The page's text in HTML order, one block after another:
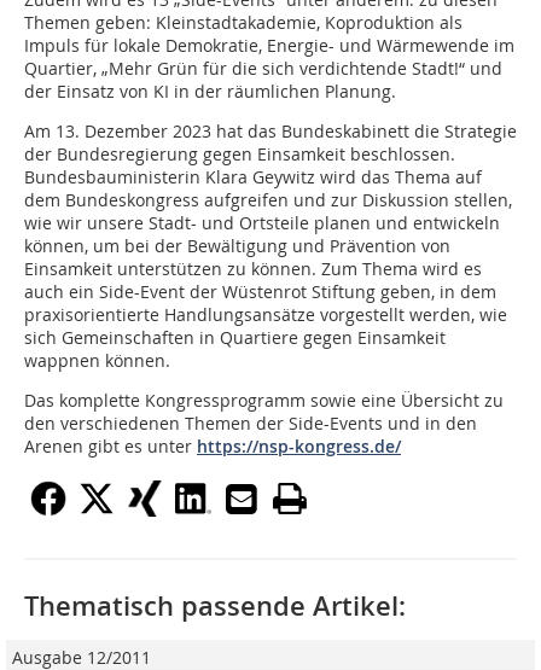
Themen geben: Kleinstadtakademie, Koproduktion als
Impuls für lokale Demokratie, Energie- und Wärmewende im
Quartier, „Mehr Grün für die sich verdichtende Stadt!“ und
der Einsatz von KI in der räumlichen Planung.
Am 13. Dezember 2023 hat das Bundeskabinett die Strategie
der Bundesregierung gegen Einsamkeit beschlossen.
Bundesbauministerin Klara Geywitz wird das Thema auf
dem Bundeskongress aufgreifen und zur Diskussion stellen,
wie wir unsere Stadt- und Ortsteile planen und entwickeln
können, um bei der Bewältigung und Prävention von
Einsamkeit unterstützen zu können. Zum Thema wird es
auch ein Side-Event der Wüstenrot Stiftung geben, in dem
praxisorientierte Handlungsansätze vorgestellt werden, wie
sich Gemeinschaften in Quartiere gegen Einsamkeit
wappnen können.
Das komplette Kongressprogramm sowie eine Übersicht zu
den verschiedenen Themen der Side-Events und in den
Arenen gibt es unter https://nsp-kongress.de/
Thematisch passende Artikel:
Ausgabe 12/2011